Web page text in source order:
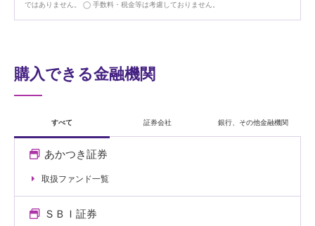
ではありません。
手数料・税金等は考慮しておりません。
購入できる金融機関
すべて 証券会社 銀行、その他金融機関
あかつき証券
取扱ファンド一覧
ＳＢＩ証券